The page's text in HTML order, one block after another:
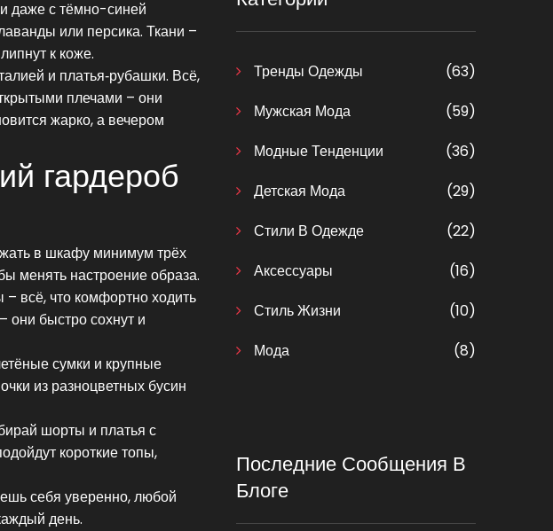
даже с тёмно-синей
или персика. Ткани –
к коже.
и платья‑рубашки. Всё,
плечами – они
жарко, а вечером
гардероб
в шкафу минимум трёх
менять настроение образа.
всё, что комфортно ходить
они быстро сохнут и
сумки и крупные
из разноцветных бусин
шорты и платья с
короткие топы,
себя уверенно, любой
день.
Тренды Одежды
(63)
Мужская Мода
(59)
Модные Тенденции
(36)
Детская Мода
(29)
Стили В Одежде
(22)
Аксессуары
(16)
Стиль Жизни
(10)
Мода
(8)
Последние Сообщения В
Блоге